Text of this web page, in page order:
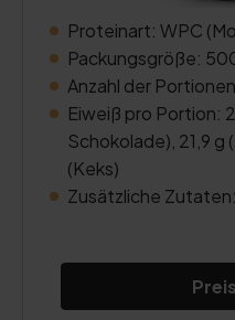
Proteinart: WPC
Packungsgröße:
Anzahl der
Eiweiß pro Portion:
Schokolade), 21,9 g
(Keks)
Zusätzliche